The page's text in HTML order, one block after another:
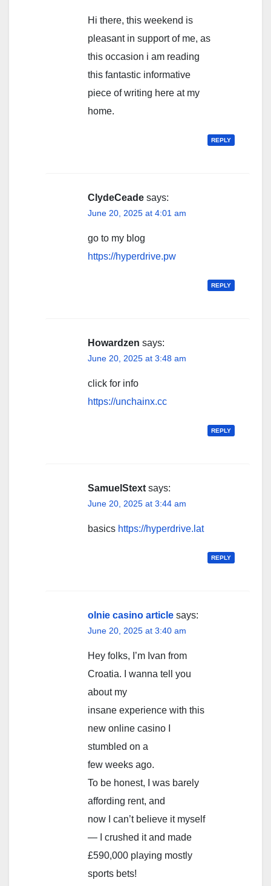
Hi there, this weekend is
pleasant in support of me, as
this occasion i am reading
this fantastic informative
piece of writing here at my
home.
REPLY
ClydeCeade says:
June 20, 2025 at 4:01 am
go to my blog
https://hyperdrive.pw
REPLY
Howardzen says:
June 20, 2025 at 3:48 am
click for info
https://unchainx.cc
REPLY
SamuelStext says:
June 20, 2025 at 3:44 am
basics https://hyperdrive.lat
REPLY
olnie casino article says:
June 20, 2025 at 3:40 am
Hey folks, I’m Ivan from
Croatia. I wanna tell you
about my
insane experience with this
new online casino I
stumbled on a
few weeks ago.
To be honest, I was barely
affording rent, and
now I can’t believe it myself
— I crushed it and made
£590,000 playing mostly
sports bets!